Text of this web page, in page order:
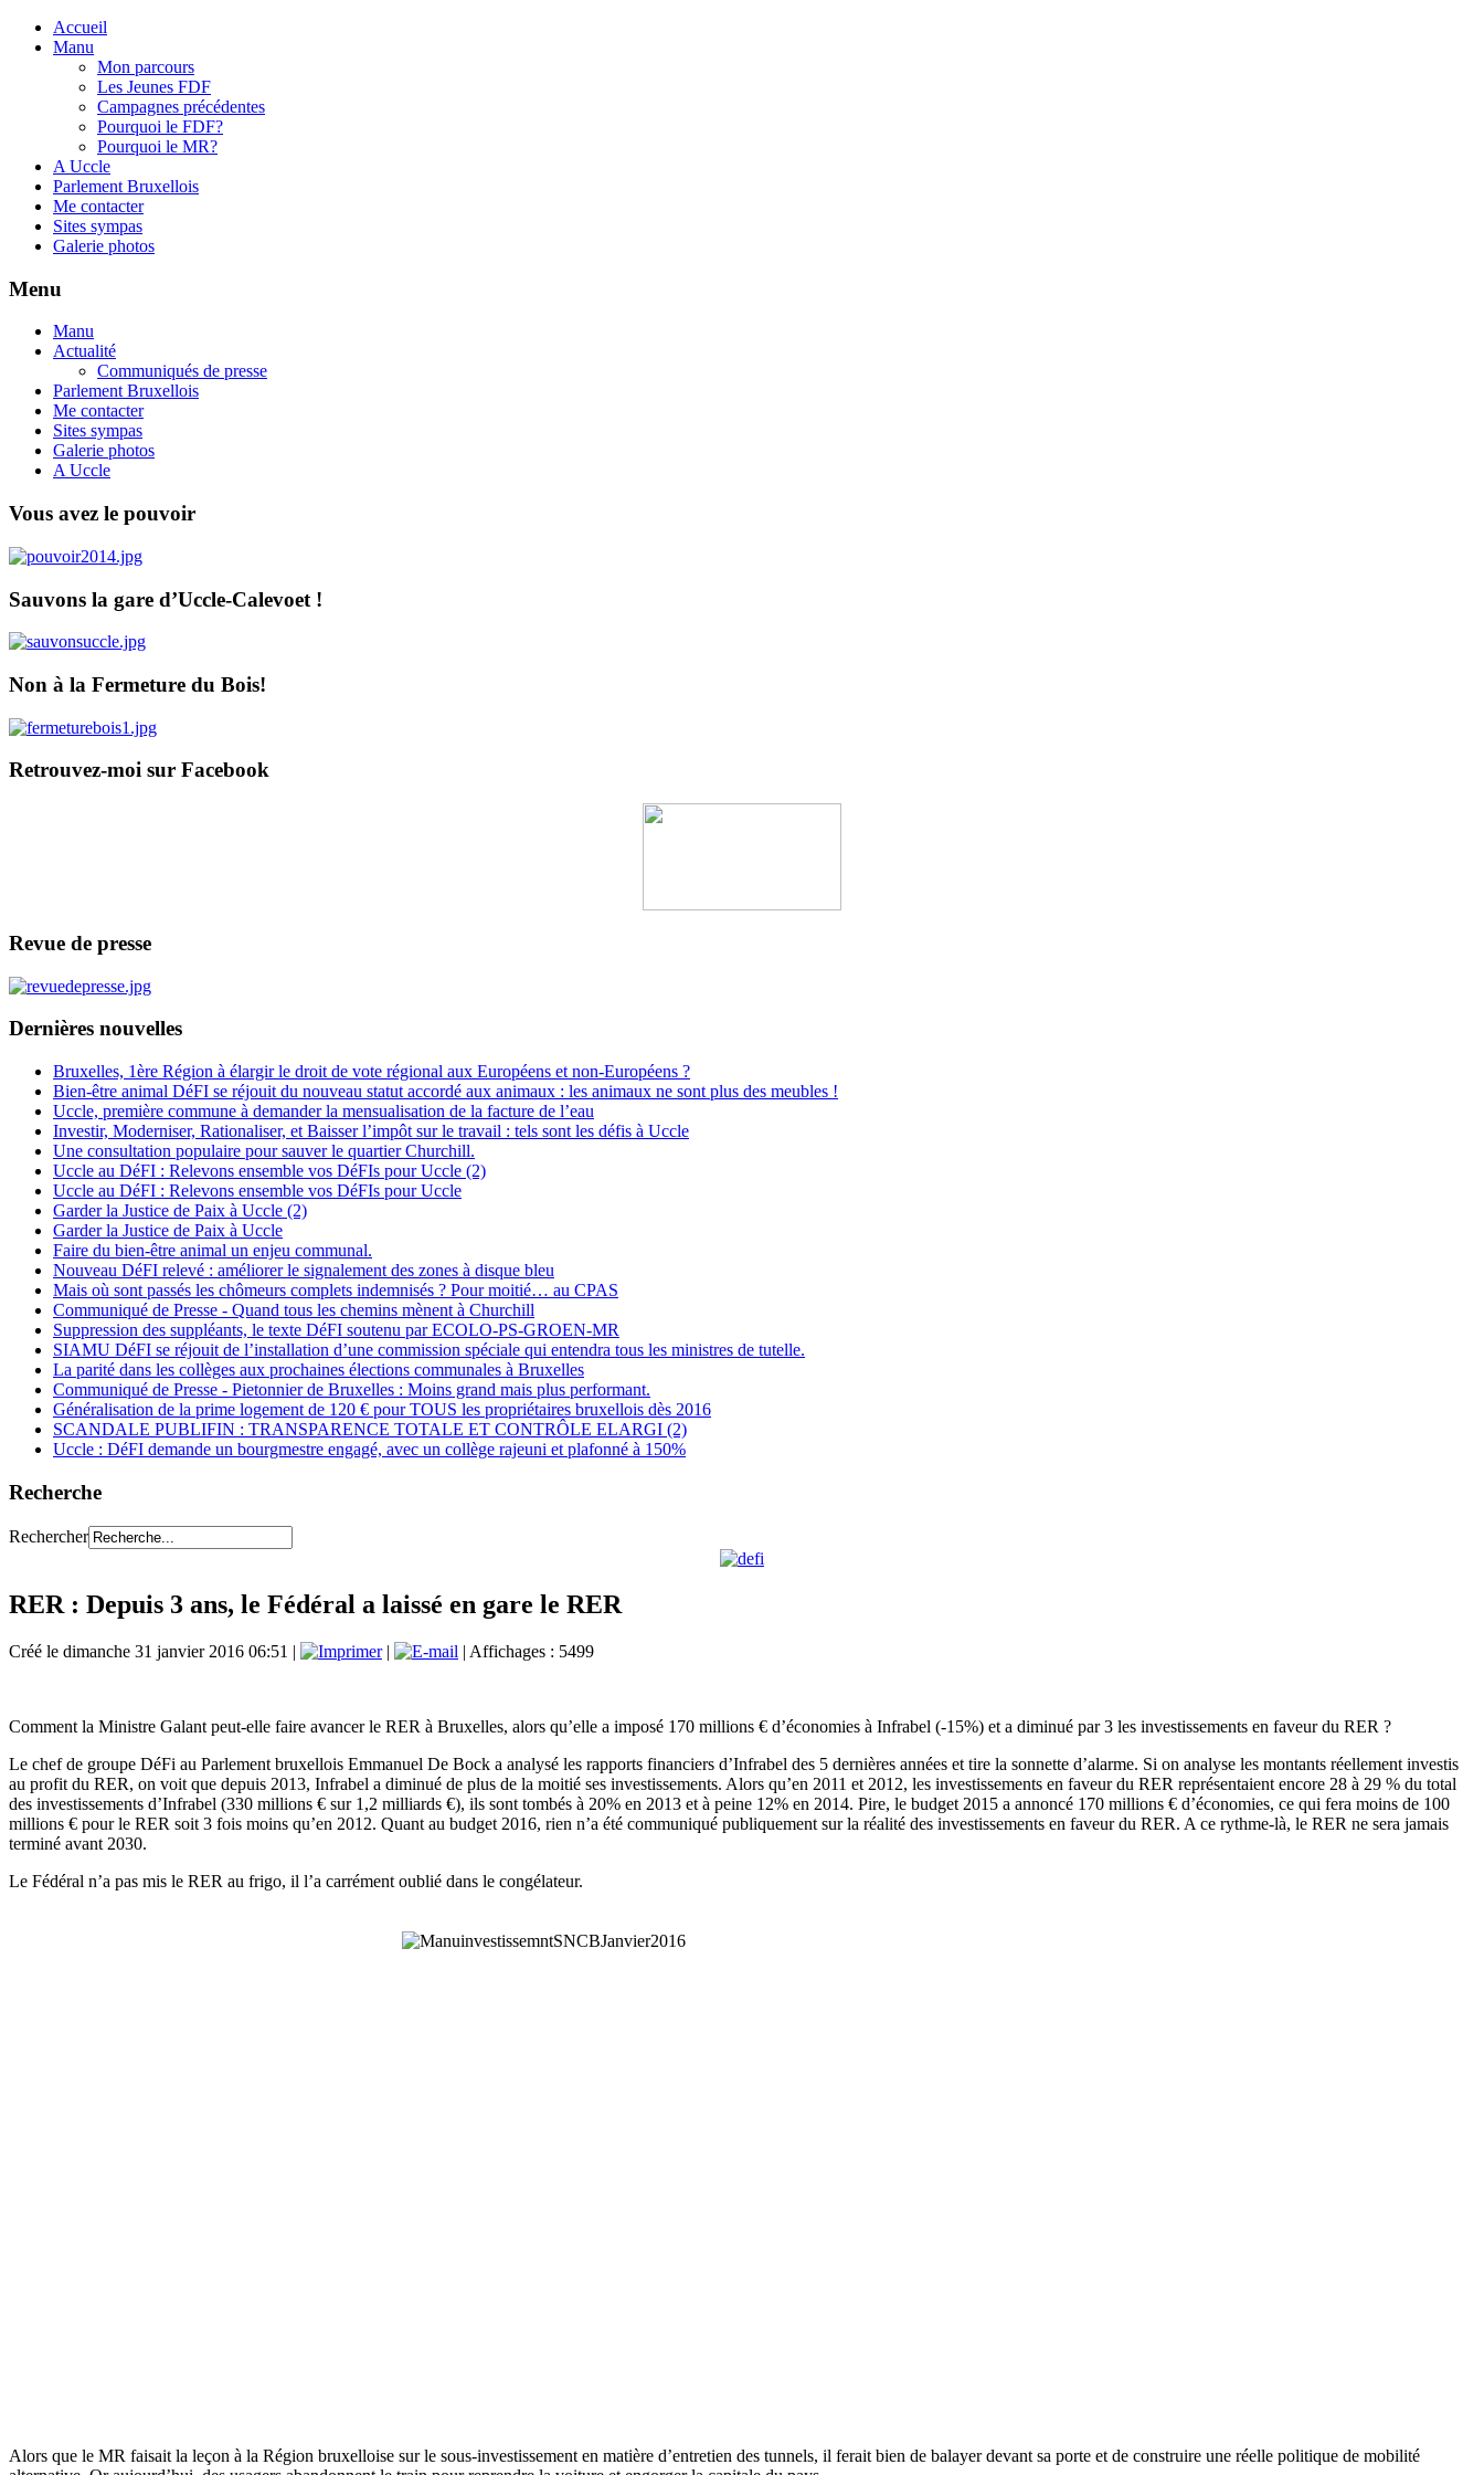
Accueil
Manu
Mon parcours
Les Jeunes FDF
Campagnes précédentes
Pourquoi le FDF?
Pourquoi le MR?
A Uccle
Parlement Bruxellois
Me contacter
Sites sympas
Galerie photos
Menu
Manu
Actualité
Communiqués de presse
Parlement Bruxellois
Me contacter
Sites sympas
Galerie photos
A Uccle
Vous avez le pouvoir
Sauvons la gare d’Uccle-Calevoet !
Non à la Fermeture du Bois!
Retrouvez-moi sur Facebook
Revue de presse
Dernières nouvelles
Bruxelles, 1ère Région à élargir le droit de vote régional aux Européens et non-Européens ?
Bien-être animal DéFI se réjouit du nouveau statut accordé aux animaux : les animaux ne sont plus des meubles !
Uccle, première commune à demander la mensualisation de la facture de l’eau
Investir, Moderniser, Rationaliser, et Baisser l’impôt sur le travail : tels sont les défis à Uccle
Une consultation populaire pour sauver le quartier Churchill.
Uccle au DéFI : Relevons ensemble vos DéFIs pour Uccle (2)
Uccle au DéFI : Relevons ensemble vos DéFIs pour Uccle
Garder la Justice de Paix à Uccle (2)
Garder la Justice de Paix à Uccle
Faire du bien-être animal un enjeu communal.
Nouveau DéFI relevé : améliorer le signalement des zones à disque bleu
Mais où sont passés les chômeurs complets indemnisés ? Pour moitié… au CPAS
Communiqué de Presse - Quand tous les chemins mènent à Churchill
Suppression des suppléants, le texte DéFI soutenu par ECOLO-PS-GROEN-MR
SIAMU DéFI se réjouit de l’installation d’une commission spéciale qui entendra tous les ministres de tutelle.
La parité dans les collèges aux prochaines élections communales à Bruxelles
Communiqué de Presse - Pietonnier de Bruxelles : Moins grand mais plus performant.
Généralisation de la prime logement de 120 € pour TOUS les propriétaires bruxellois dès 2016
SCANDALE PUBLIFIN : TRANSPARENCE TOTALE ET CONTRÔLE ELARGI (2)
Uccle : DéFI demande un bourgmestre engagé, avec un collège rajeuni et plafonné à 150%
Recherche
Rechercher
RER : Depuis 3 ans, le Fédéral a laissé en gare le RER
Créé le dimanche 31 janvier 2016 06:51 | | | Affichages : 5499
Comment la Ministre Galant peut-elle faire avancer le RER à Bruxelles, alors qu’elle a imposé 170 millions € d’économies à Infrabel (-15%) et a diminué par 3 les investissements en faveur du RER ?
Le chef de groupe DéFi au Parlement bruxellois Emmanuel De Bock a analysé les rapports financiers d’Infrabel des 5 dernières années et tire la sonnette d’alarme. Si on analyse les montants réellement investis
au profit du RER, on voit que depuis 2013, Infrabel a diminué de plus de la moitié ses investissements. Alors qu’en 2011 et 2012, les investissements en faveur du RER représentaient encore 28 à 29 % du total
des investissements d’Infrabel (330 millions € sur 1,2 milliards €), ils sont tombés à 20% en 2013 et à peine 12% en 2014. Pire, le budget 2015 a annoncé 170 millions € d’économies, ce qui fera moins de 100
millions € pour le RER soit 3 fois moins qu’en 2012. Quant au budget 2016, rien n’a été communiqué publiquement sur la réalité des investissements en faveur du RER. A ce rythme-là, le RER ne sera jamais
terminé avant 2030.
Le Fédéral n’a pas mis le RER au frigo, il l’a carrément oublié dans le congélateur.
Alors que le MR faisait la leçon à la Région bruxelloise sur le sous-investissement en matière d’entretien des tunnels, il ferait bien de balayer devant sa porte et de construire une réelle politique de mobilité